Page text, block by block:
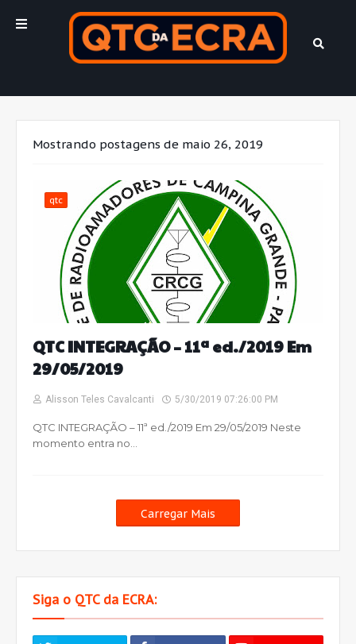
Mostrando postagens de maio 26, 2019
qtc
QTC INTEGRAÇÃO – 11ª ed./2019 Em
29/05/2019
Alisson Teles Cavalcanti 5/30/2019 07:26:00 PM
QTC INTEGRAÇÃO – 11ª ed./2019 Em 29/05/2019 Neste
momento entra no…
Carregar Mais
Siga o QTC da ECRA: